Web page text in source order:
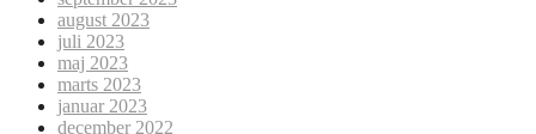
august 2023
juli 2023
maj 2023
marts 2023
januar 2023
december 2022